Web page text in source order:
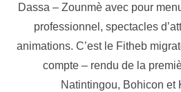
Dassa – Zounmè avec pour
professionnel, spectacles
animations. C’est le Fitheb
compte – rendu de la
Natintingou, Bohicon et